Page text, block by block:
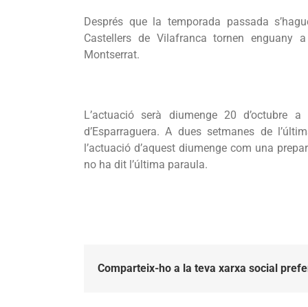
Després que la temporada passada
Castellers de Vilafranca tornen enguany
Montserrat.
L’actuació serà diumenge 20 d’octubre
d’Esparraguera. A dues setmanes de
l’actuació d’aquest diumenge com una
no ha dit l’última paraula.
Comparteix-ho a la teva xarxa social